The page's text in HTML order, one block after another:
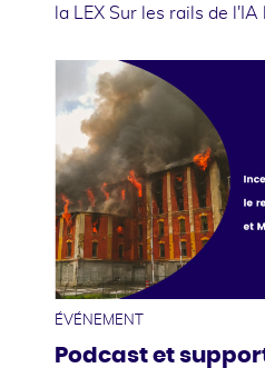
la LEX Sur les rails de
ÉVÉNEMENT
Podcast et